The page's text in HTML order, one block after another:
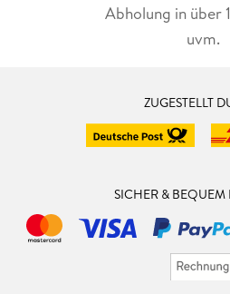
Abholung in über
uvm.
ZUGESTELLT
SICHER & BEQUEM